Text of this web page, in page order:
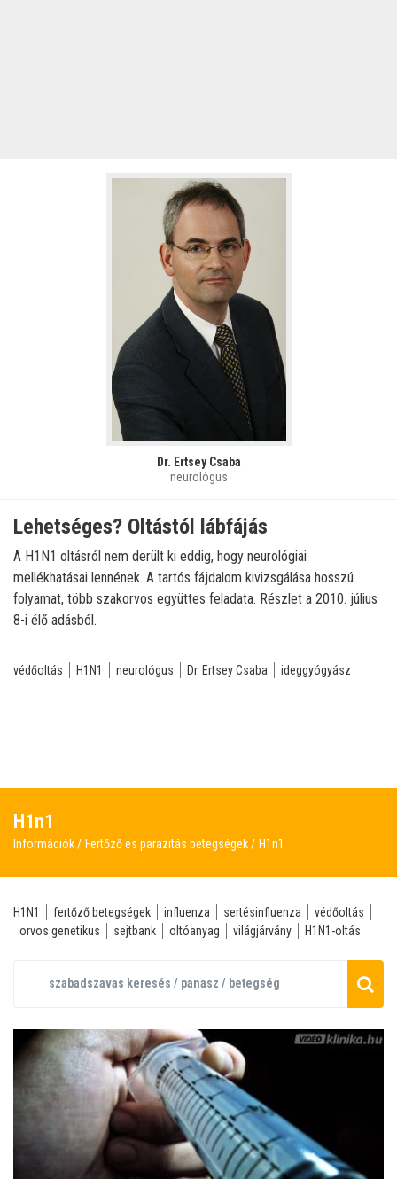
Dr. Ertsey Csaba
neurológus
Lehetséges? Oltástól lábfájás
A H1N1 oltásról nem derült ki eddig, hogy neurológiai
mellékhatásai lennének. A tartós fájdalom kivizsgálása hosszú
folyamat, több szakorvos együttes feladata. Részlet a 2010. július
8-i élő adásból.
védőoltás H1N1 neurológus Dr. Ertsey Csaba ideggyógyász
H1n1
Információk Fertőző és parazitás betegségek H1n1
H1N1 fertőző betegségek influenza sertésinfluenza
védőoltás
orvos genetikus
sejtbank oltóanyag világjárvány H1N1-oltás